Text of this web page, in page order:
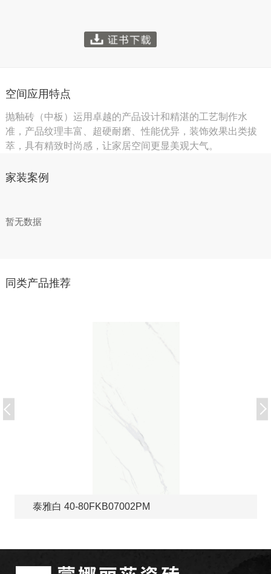
空间应用特点
抛釉砖（中板）运用卓越的产品设计和精湛的工艺制作水
准，产品纹理丰富、超硬耐磨、性能优异，装饰效果出类拔
萃，具有精致时尚感，让家居空间更显美观大气。
家装案例
暂无数据
同类产品推荐
泰雅白 40-80FKB07002PM